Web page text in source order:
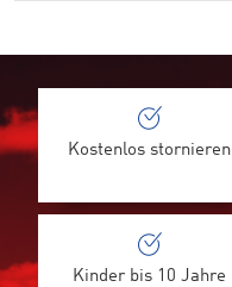
Kostenlos stornieren
Kinder bis 10 Jahre